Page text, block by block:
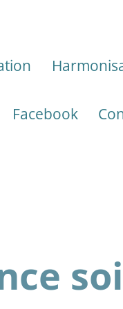
Facebook